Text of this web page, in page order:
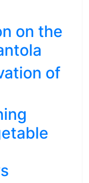
on the
of